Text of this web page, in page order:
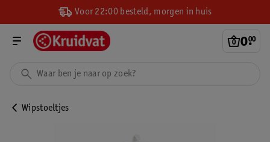
Voor 22:00 besteld, morgen in huis
0.
00
Wipstoeltjes